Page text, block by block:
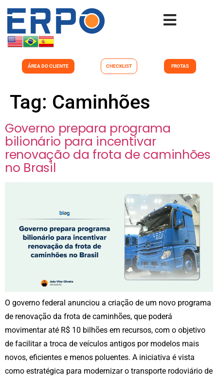
ÁREA DO CLIENTE CHECKLIST FROTAS
Tag: Caminhões
Governo prepara programa
bilionário para incentivar
renovação da frota de caminhões
no Brasil
O governo federal anunciou a criação de um novo programa
de renovação da frota de caminhões, que poderá
movimentar até R$ 10 bilhões em recursos, com o objetivo
de facilitar a troca de veículos antigos por modelos mais
novos, eficientes e menos poluentes. A iniciativa é vista
como estratégica para modernizar o transporte rodoviário de